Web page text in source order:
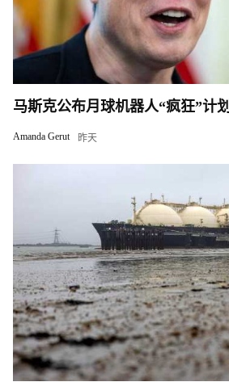
马斯克公布月球机器人“疯狂”计划
Amanda Gerut 昨天